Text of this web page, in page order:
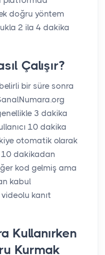
doğru yöntem
2 ila 4 dakika
Çalışır?
bir süre sonra
3 dakika
10 dakika
otomatik olarak
10 dakikadan
kod gelmiş ama
kabul
kanıt
Kullanırken
Kurmak